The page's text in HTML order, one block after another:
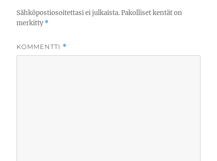
Sähköpostiosoitettasi ei julkaista. Pakolliset kentät on
merkitty*
KOMMENTTI *